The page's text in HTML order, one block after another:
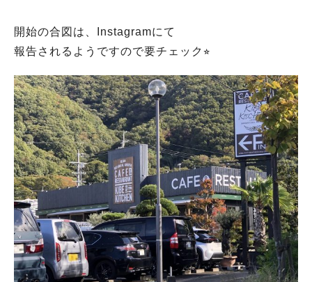
開始の合図は、Instagramにて
報告されるようですので要チェック⭐︎